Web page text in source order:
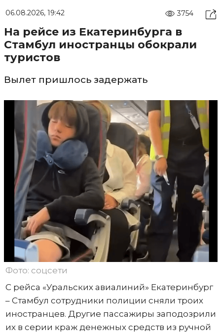
06.08.2026, 19:42 3754
На рейсе из Екатеринбурга в
Стамбул иностранцы обокрали
туристов
Вылет пришлось задержать
Фото: соцсети
С рейса «Уральских авиалиний» Екатеринбург
– Стамбул сотрудники полиции сняли троих
иностранцев. Другие пассажиры заподозрили
их в серии краж денежных средств из ручной